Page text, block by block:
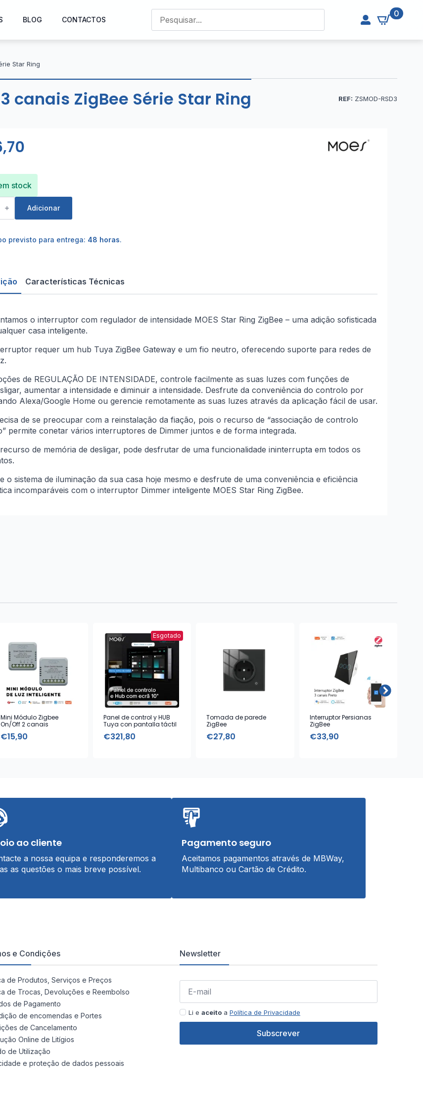
BLOG CONTACTOS
0
Star Ring
canais ZigBee Série Star Ring REF: ZSMOD-RSD3
stock
Adicionar
previsto para entrega: 48 horas.
Características Técnicas
o interruptor com regulador de intensidade MOES Star Ring ZigBee – uma adição sofisticada
casa inteligente.
requer um hub Tuya ZigBee Gateway e um fio neutro, oferecendo suporte para redes de
de REGULAÇÃO DE INTENSIDADE, controle facilmente as suas luzes com funções de
aumentar a intensidade e diminuir a intensidade. Desfrute da conveniência do controlo por
Alexa/Google Home ou gerencie remotamente as suas luzes através da aplicação fácil de usar.
de se preocupar com a reinstalação da fiação, pois o recurso de “associação de controlo
permite conetar vários interruptores de Dimmer juntos e de forma integrada.
de memória de desligar, pode desfrutar de uma funcionalidade ininterrupta em todos os
o sistema de iluminação da sua casa hoje mesmo e desfrute de uma conveniência e eficiência
incomparáveis com o interruptor Dimmer inteligente MOES Star Ring ZigBee.
Mini Módulo Zigbee
On/Off 2 canais
€15,90
Esgotado
Panel de control y HUB
Tuya con pantalla táctil
€321,80
Tomada de parede
ZigBee
€27,80
Interruptor Persianas
ZigBee
€33,90
ao cliente
a nossa equipa e responderemos a
as questões o mais breve possível.
Pagamento seguro
Aceitamos pagamentos através de MBWay,
Multibanco ou Cartão de Crédito.
e Condições
de Produtos, Serviços e Preços
de Trocas, Devoluções e Reembolso
de Pagamento
de encomendas e Portes
de Cancelamento
Online de Litígios
de Utilização
e proteção de dados pessoais
Newsletter
Li e aceitoa Política de Privacidade
Subscrever